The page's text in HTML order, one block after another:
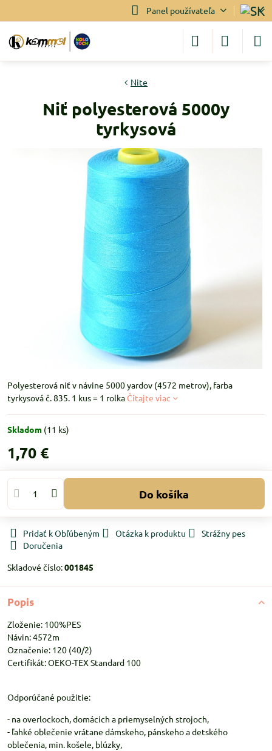
Panel používateľa
Nite
Niť polyesterová 5000y
tyrkysová
Polyesterová niť v návine 5000 yardov (4572 metrov), farba
tyrkysová č. 835. 1 kus = 1 rolka Čítajte viac
Skladom (11 ks)
1,70 €
Do košíka
Pridať k Obľúbeným Otázka k produktu
Strážny pes
Doručenia
Skladové číslo:001845
Popis
Zloženie: 100%PES
Návin: 4572m
Označenie: 120 (40/2)
Certifikát: OEKO-TEX Standard 100
Odporúčané použitie:
- na overlockoch, domácich a priemyselných strojoch,
- ľahké oblečenie vrátane dámskeho, pánskeho a detského
oblečenia, min. košele, blúzky,